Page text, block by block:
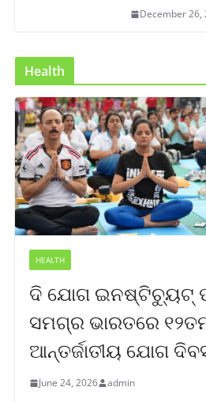
December 26,
Health
HEALTH
ଦି ଯୋଗ ଇନଷ୍ଟିଚ୍ୟୁଟ୍
ସମଗ୍ର ଭାରତରେ
ଆନ୍ତର୍ଜାତୀୟ ଯୋଗ
June 24, 2026 admin